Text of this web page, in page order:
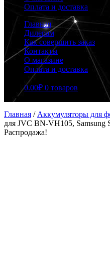
Оплата и доставка
Главная
Дилерам
Как совершить заказ
Контакты
О магазине
Оплата и доставка
0.00₽ 0 товаров
Главная / Аккумуляторы для
для JVC BN-VH105, Samsung
Распродажа!